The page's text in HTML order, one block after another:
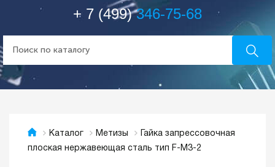
+ 7 (499)346-75-68
Каталог Метизы
Гайка запрессовочная
плоская нержавеющая сталь тип F-М3-2